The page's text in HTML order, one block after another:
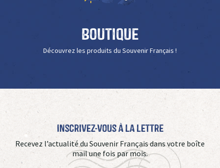
Boutique
Découvrez les produits du Souvenir Français !
Inscrivez-vous à La Lettre
Recevez l’actualité du Souvenir Français dans votre boîte
mail une fois par mois.